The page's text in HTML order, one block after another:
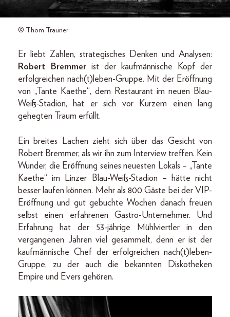
© Thom Trauner
Er liebt Zahlen, strategisches Denken und Analysen:
Robert Bremmer ist der kaufmännische Kopf der
erfolgreichen nach(t)leben-Gruppe. Mit der Eröffnung
von „Tante Kaethe“, dem Restaurant im neuen Blau-
Weiß-Stadion, hat er sich vor Kurzem einen lang
gehegten Traum erfüllt.
Ein breites Lachen zieht sich über das Gesicht von
Robert Bremmer, als wir ihn zum Interview treffen. Kein
Wunder, die Eröffnung seines neuesten Lokals – „Tante
Kaethe“ im Linzer Blau-Weiß-Stadion – hätte nicht
besser laufen können. Mehr als 800 Gäste bei der VIP-
Eröffnung und gut gebuchte Wochen danach freuen
selbst einen erfahrenen Gastro-Unternehmer. Und
Erfahrung hat der 53-jährige Mühlviertler in den
vergangenen Jahren viel gesammelt, denn er ist der
kaufmännische Chef der erfolgreichen nach(t)leben-
Gruppe, zu der auch die bekannten Diskotheken
Empire und Evers gehören.